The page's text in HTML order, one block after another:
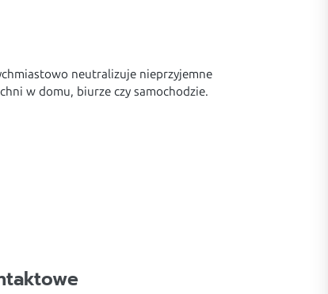
neutralizuje nieprzyjemne
w domu, biurze czy samochodzie.